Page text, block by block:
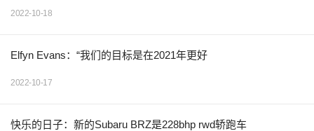
2022-10-18
Elfyn Evans：“我们的目标是在2021年更好
2022-10-17
快乐的日子：新的Subaru BRZ是228bhp rwd轿跑车